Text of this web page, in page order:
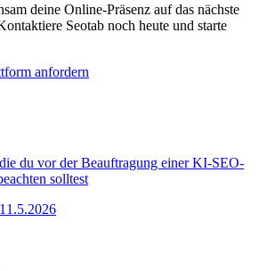
deine Online-Präsenz auf das nächste
Seotab noch heute und starte
anfordern
du vor der Beauftragung einer KI-SEO-
solltest
11.5.2026